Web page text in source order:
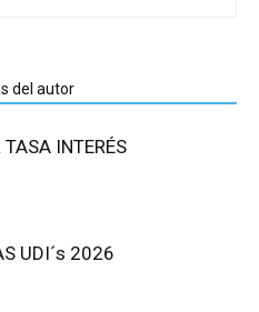
del autor
INTERÉS
UDI´s 2026